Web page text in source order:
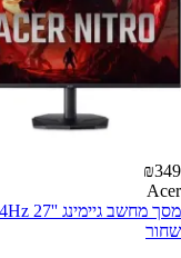
₪349
Acer
שחור